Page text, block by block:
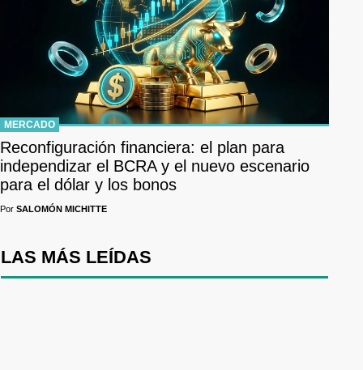
MERCADO
Reconfiguración financiera: el plan para
independizar el BCRA y el nuevo escenario
para el dólar y los bonos
Por SALOMÓN MICHITTE
LAS MÁS LEÍDAS